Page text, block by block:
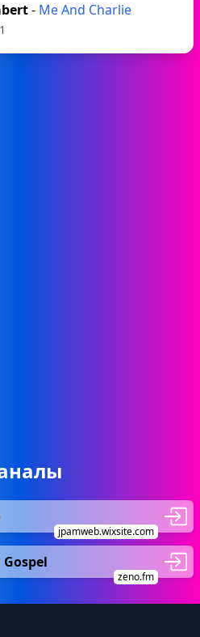
- Me And Charlie
jpamweb.wixsite.com
Gospel
zeno.fm